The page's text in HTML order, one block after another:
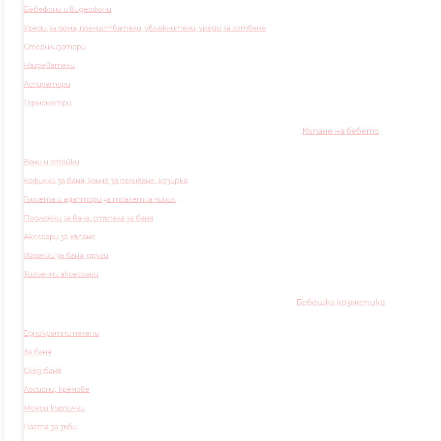
Бебефони и видеофони
Уреди за дома, пречистватели, увлажнители, уреди за готвене
Стерилизатори
Нагреватели
Аспиратори
Термометри
Къпане на бебето
Вани и стойки
Кофички за баня, канче за поливане, козирка
Гърнета и адаптори за тоалетна чиния
Подложки за вана, стъпала за баня
Акесоари за къпане
Играчки за баня, други
Хигиенни аксесоари
Бебешка козметика
Еднократни пелени
За баня
След баня
Лосиони, кремове
Мокри кърпички
Паста за зъби